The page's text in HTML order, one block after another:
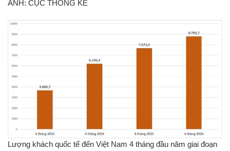
ẢNH: CỤC THỐNG KÊ
Lượng khách quốc tế đến Việt Nam 4 tháng đầu năm giai đoạn